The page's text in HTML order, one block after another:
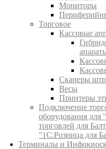
Мониторы
Торговое
Кассовые
Сканеры
Весы
Принтеры
Подключение
оборудования для
торговлей для
"1С:Розница для
Терминалы и